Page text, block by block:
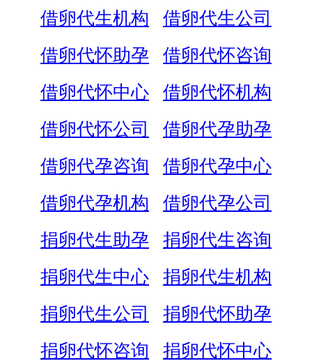
借卵代生机构
借卵代生公司
借卵代怀助孕
借卵代怀咨询
借卵代怀中心
借卵代怀机构
借卵代怀公司
借卵代孕助孕
借卵代孕咨询
借卵代孕中心
借卵代孕机构
借卵代孕公司
捐卵代生助孕
捐卵代生咨询
捐卵代生中心
捐卵代生机构
捐卵代生公司
捐卵代怀助孕
捐卵代怀咨询
捐卵代怀中心